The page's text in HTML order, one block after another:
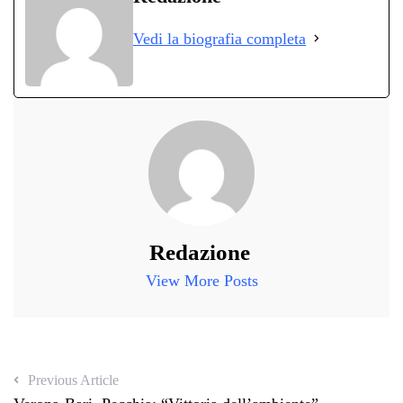
ok r
pp m
di
Vedi la biografia completa
Redazione
View More Posts
Previous Article